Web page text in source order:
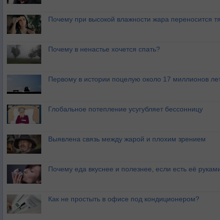
Почему при высокой влажности жара переносится
Почему в ненастье хочется спать?
Первому в истории поцелую около 17 миллионов
Глобальное потепление усугубляет бессонницу
Выявлена связь между жарой и плохим зрением
Почему еда вкуснее и полезнее, если есть её
Как не простыть в офисе под кондиционером?